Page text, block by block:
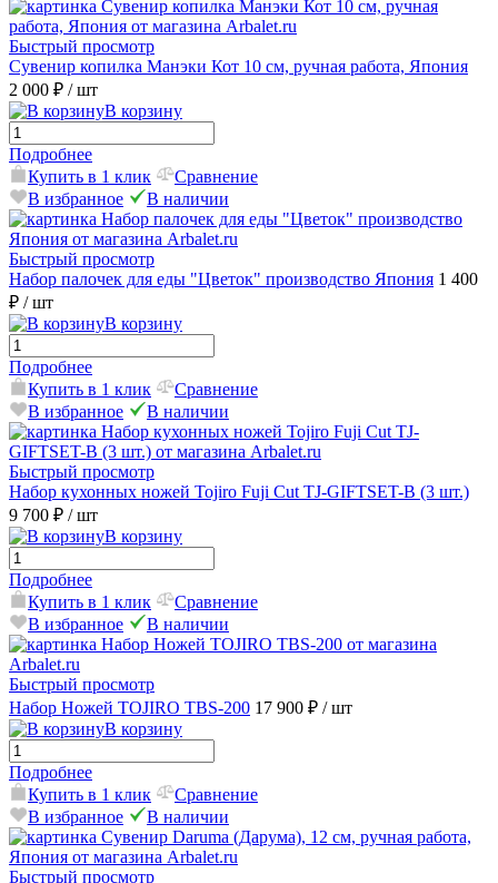
Быстрый просмотр
Сувенир копилка Манэки Кот 10 см, ручная работа, Япония
2 000 ₽ / шт
В корзину
Подробнее
Купить в 1 клик
Сравнение
В избранное
В наличии
Быстрый просмотр
Набор палочек для еды "Цветок" производство Япония 1 400
₽ / шт
В корзину
Подробнее
Купить в 1 клик
Сравнение
В избранное
В наличии
Быстрый просмотр
Набор кухонных ножей Tojiro Fuji Cut TJ-GIFTSET-B (3 шт.)
9 700 ₽ / шт
В корзину
Подробнее
Купить в 1 клик
Сравнение
В избранное
В наличии
Быстрый просмотр
Набор Ножей TOJIRO TBS-200 17 900 ₽ / шт
В корзину
Подробнее
Купить в 1 клик
Сравнение
В избранное
В наличии
Быстрый просмотр